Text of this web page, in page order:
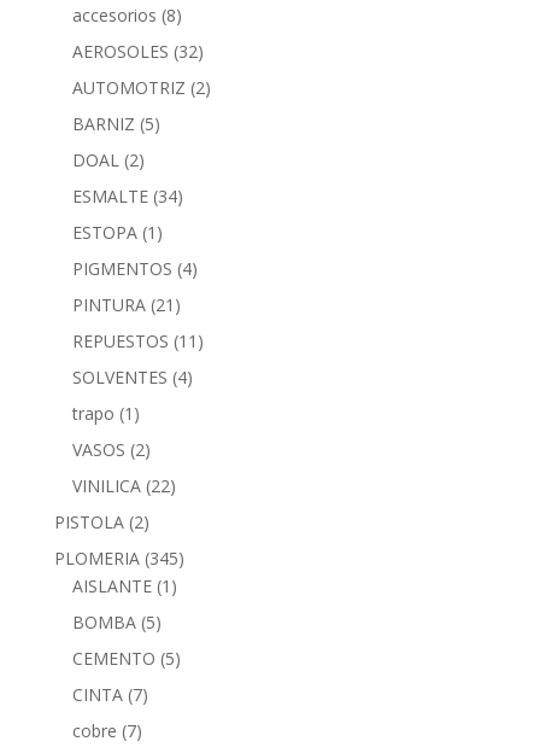
accesorios (8)
AEROSOLES (32)
AUTOMOTRIZ (2)
BARNIZ (5)
DOAL (2)
ESMALTE (34)
ESTOPA (1)
PIGMENTOS (4)
PINTURA (21)
REPUESTOS (11)
SOLVENTES (4)
trapo (1)
VASOS (2)
VINILICA (22)
PISTOLA (2)
PLOMERIA (345)
AISLANTE (1)
BOMBA (5)
CEMENTO (5)
CINTA (7)
cobre (7)